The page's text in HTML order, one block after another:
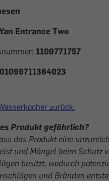
Entrance Two
1109771757
zurück:
Produkt gefährlich?
das Produkt eine
und Mängel beim Schutz
besitzt, wodurch
und Bränden